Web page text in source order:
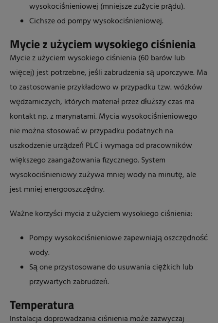
wysokociśnieniowej (mniejsze zużycie prądu).
Cichsze od pompy wysokociśnieniowej.
Mycie z użyciem wysokiego ciśnienia
Mycie z użyciem wysokiego ciśnienia (60 barów lub
więcej) jest potrzebne, jeśli zabrudzenia są uporczywe. Ma
to zastosowanie przykładowo w przypadku tzw. wózków
wędzarniczych, których materiał przez dłuższy czas ma
kontakt np. z marynatami. Mycia wysokociśnieniowego
nie można stosować w przypadku podatnych na
uszkodzenie urządzeń PLC i wymaga od pracowników
większego zaangażowania fizycznego. System
wysokociśnieniowy zużywa mniej wody na minutę, ale
jest mniej energooszczędny.
Ważne korzyści mycia z użyciem wysokiego ciśnienia:
Pompy wysokociśnieniowe zapewniają oszczędność
wody.
Są one przystosowane do usuwania ciężkich lub
przywartych zabrudzeń.
Temperatura
Instalacja doprowadzania ciśnienia może zazwyczaj